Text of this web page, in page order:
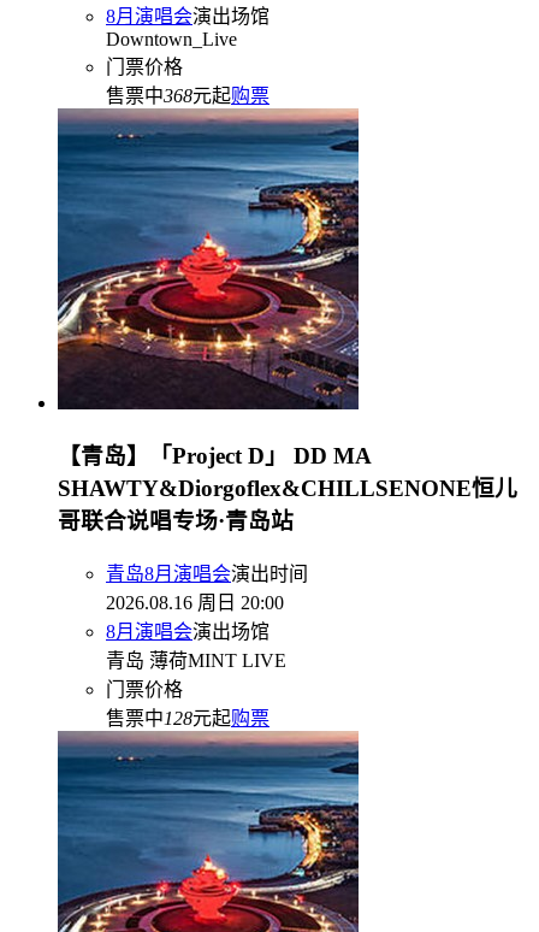
8月演唱会演出场馆
Downtown_Live
门票价格
售票中368元起购票
【青岛】「Project D」 DD MA
SHAWTY&Diorgoflex&CHILLSENONE恒儿
哥联合说唱专场·青岛站
青岛8月演唱会演出时间
2026.08.16 周日 20:00
8月演唱会演出场馆
青岛 薄荷MINT LIVE
门票价格
售票中128元起购票